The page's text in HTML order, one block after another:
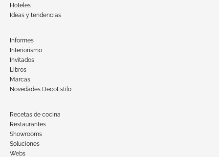
Hoteles
Ideas y tendencias
Informes
Interiorismo
Invitados
Libros
Marcas
Novedades DecoEstilo
Recetas de cocina
Restaurantes
Showrooms
Soluciones
Webs